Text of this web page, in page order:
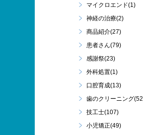
マイクロエンド(1)
神経の治療(2)
商品紹介(27)
患者さん(79)
感謝祭(23)
外科処置(1)
口腔育成(13)
歯のクリーニング
技工士(107)
小児矯正(49)